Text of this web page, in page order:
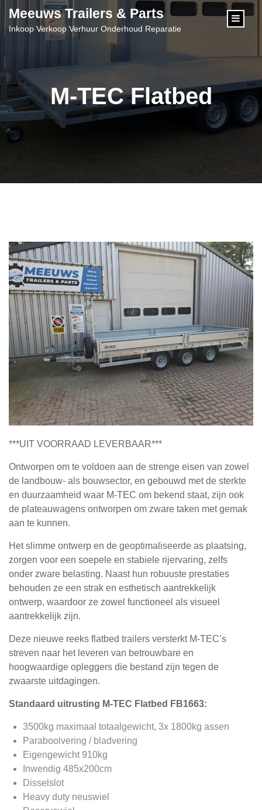
Meeuws Trailers & Parts
Inkoop Verkoop Verhuur Onderhoud Reparatie
M-TEC Flatbed
***UIT VOORRAAD LEVERBAAR***
Ontworpen om te voldoen aan de strenge eisen van zowel
de landbouw- als bouwsector, en gebouwd met de sterkte
en duurzaamheid waar M-TEC om bekend staat, zijn ook
de plateauwagens ontworpen om zware taken met gemak
aan te kunnen.
Het slimme ontwerp en de geoptimaliseerde as plaatsing,
zorgen voor een soepele en stabiele rijervaring, zelfs
onder zware belasting. Naast hun robuuste prestaties
behouden ze een strak en esthetisch aantrekkelijk
ontwerp, waardoor ze zowel functioneel als visueel
aantrekkelijk zijn.
Deze nieuwe reeks flatbed trailers versterkt M-TEC’s
streven naar het leveren van betrouwbare en
hoogwaardige opleggers die bestand zijn tegen de
zwaarste uitdagingen.
Standaard uitrusting M-TEC Flatbed FB1663:
3500kg maximaal totaalgewicht, 3x 1800kg assen
Paraboolvering / bladvering
Eigengewicht 910kg
Inwendig 485x200cm
Disselslot
Heavy duty neuswiel